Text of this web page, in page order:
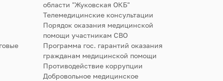
области "Жуковская ОКБ"
Телемедицинские консультации
Порядок оказания медицинской
помощи участникам СВО
Программа гос. гарантий оказания
гражданам медицинской помощи
Противодействие коррупции
Добровольное медицинское